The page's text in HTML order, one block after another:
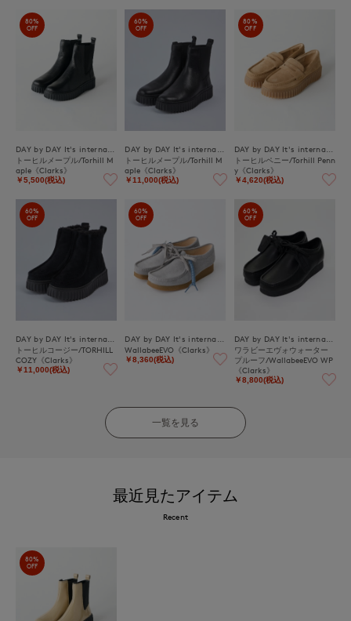
80%
OFF
トーヒルメープル/Torhill M
aple《Clarks》
￥5,500(税込)
60%
OFF
トーヒルメープル/Torhill M
aple《Clarks》
￥11,000(税込)
80%
OFF
トーヒルペニー/Torhill Penn
y《Clarks》
￥4,620(税込)
60%
OFF
トーヒルコージー/TORHILL
COZY《Clarks》
￥11,000(税込)
60%
OFF
WallabeeEVO《Clarks》
￥8,360(税込)
60%
OFF
ワラビーエヴォウォーター
プルーフ/WallabeeEVO WP
《Clarks》
￥8,800(税込)
一覧を見る
最近見たアイテム
Recent
80%
OFF